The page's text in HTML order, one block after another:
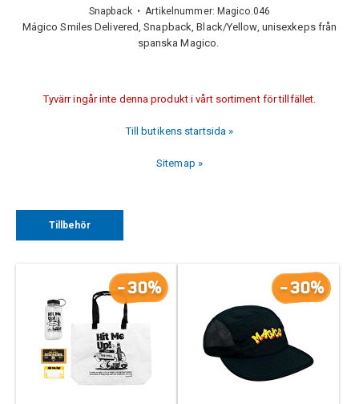
Snapback • Artikelnummer: Magico.046
Mágico Smiles Delivered, Snapback, Black/Yellow, unisexkeps från
spanska Magico.
Tyvärr ingår inte denna produkt i vårt sortiment för tillfället.
Till butikens startsida »
Sitemap »
Tillbehör
-30% -30%